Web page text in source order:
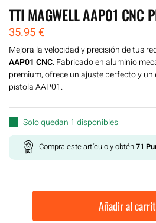
TTI MAGWELL AAP01 CNC
35.95€
Mejora la velocidad y precisión de tus
AAP01 CNC. Fabricado en aluminio
premium, ofrece un ajuste perfecto y
pistola AAP01.
Solo quedan 1 disponibles
Compra este artículo y obtén71
Añadir al